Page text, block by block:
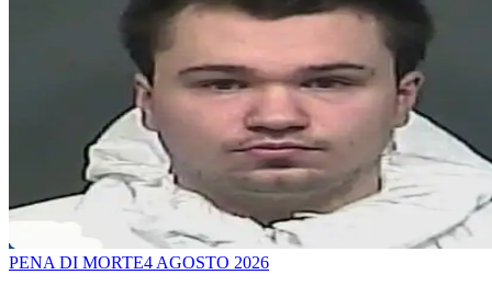
PENA DI MORTE4 AGOSTO 2026